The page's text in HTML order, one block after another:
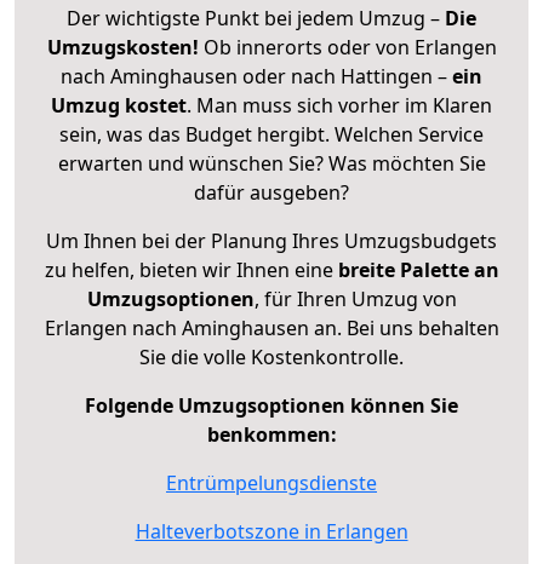
Der wichtigste Punkt bei jedem Umzug – Die
Umzugskosten! Ob innerorts oder von Erlangen
nach Aminghausen oder nach Hattingen –ein
Umzug kostet. Man muss sich vorher im Klaren
sein, was das Budget hergibt. Welchen Service
erwarten und wünschen Sie? Was möchten Sie
dafür ausgeben?
Um Ihnen bei der Planung Ihres Umzugsbudgets
zu helfen, bieten wir Ihnen eine breite Palette an
Umzugsoptionen, für Ihren Umzug von
Erlangen nach Aminghausen an. Bei uns behalten
Sie die volle Kostenkontrolle.
Folgende Umzugsoptionen können Sie
benkommen:
Entrümpelungsdienste
Halteverbotszone in Erlangen